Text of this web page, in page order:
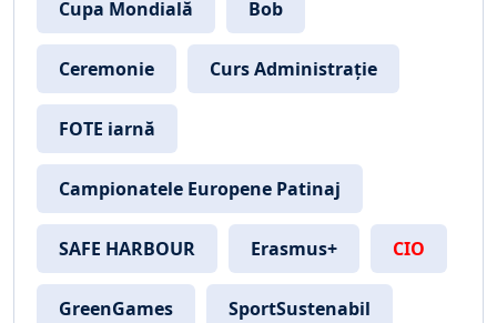
Cupa Mondială Bob
Ceremonie Curs Administrație
FOTE iarnă
Campionatele Europene Patinaj
SAFE HARBOUR Erasmus+ CIO
GreenGames SportSustenabil